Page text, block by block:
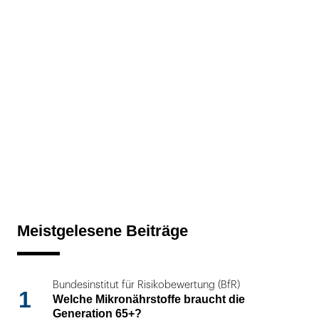
Meistgelesene Beiträge
1
Bundesinstitut für Risikobewertung (BfR)
Welche Mikronährstoffe braucht die
Generation 65+?